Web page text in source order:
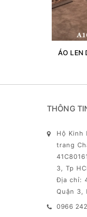
ÁO LEN
THÔNG
Hộ Kinh
trang
3, Tp
Địa chỉ:
Quận 3,
0966